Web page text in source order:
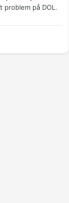
på DOL.